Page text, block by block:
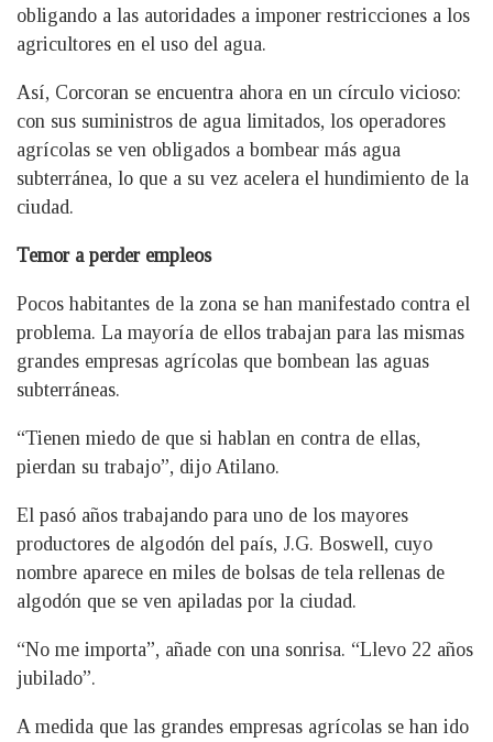
obligando a las autoridades a imponer restricciones a los
agricultores en el uso del agua.
Así, Corcoran se encuentra ahora en un círculo vicioso:
con sus suministros de agua limitados, los operadores
agrícolas se ven obligados a bombear más agua
subterránea, lo que a su vez acelera el hundimiento de la
ciudad.
Temor a perder empleos
Pocos habitantes de la zona se han manifestado contra el
problema. La mayoría de ellos trabajan para las mismas
grandes empresas agrícolas que bombean las aguas
subterráneas.
“Tienen miedo de que si hablan en contra de ellas,
pierdan su trabajo”, dijo Atilano.
El pasó años trabajando para uno de los mayores
productores de algodón del país, J.G. Boswell, cuyo
nombre aparece en miles de bolsas de tela rellenas de
algodón que se ven apiladas por la ciudad.
“No me importa”, añade con una sonrisa. “Llevo 22 años
jubilado”.
A medida que las grandes empresas agrícolas se han ido